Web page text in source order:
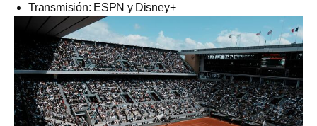
Transmisión: ESPN y Disney+